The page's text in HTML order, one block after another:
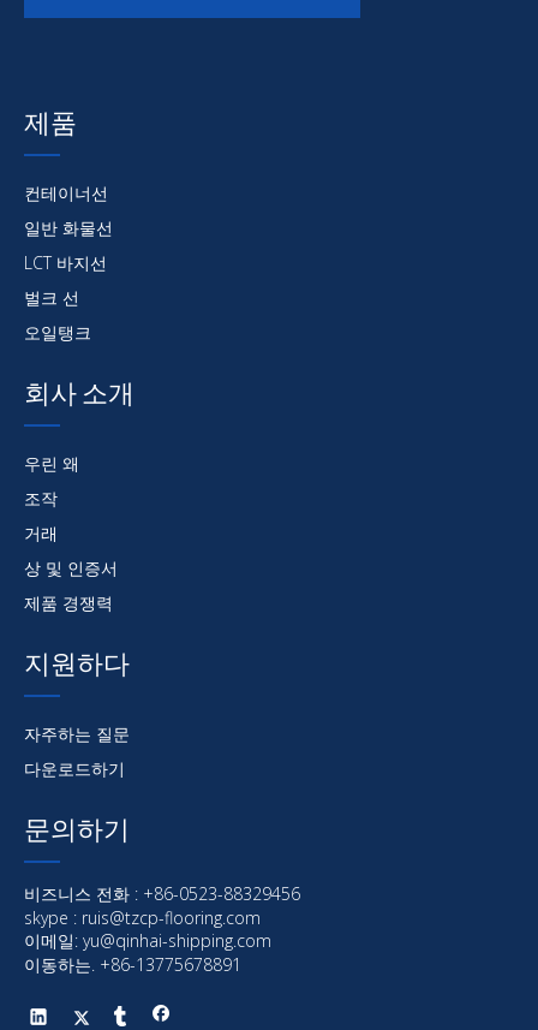
제품
컨테이너선
일반 화물선
LCT 바지선
벌크 선
오일탱크
회사 소개
우린 왜
조작
거래
상 및 인증서
제품 경쟁력
지원하다
자주하는 질문
다운로드하기
문의하기
비즈니스 전화 : +86-0523-88329456
skype : ruis@tzcp-flooring.com
이메일: yu@qinhai-shipping.com
이동하는. +86-13775678891